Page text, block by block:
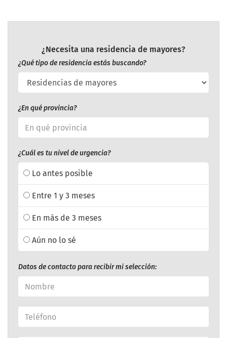
¿Necesita una residencia de mayores?
¿Qué tipo de residencia estás buscando?
¿En qué provincia?
¿Cuál es tu nivel de urgencia?
Lo antes posible
Entre 1 y 3 meses
En más de 3 meses
Aún no lo sé
Datos de contacto para recibir mi selección: